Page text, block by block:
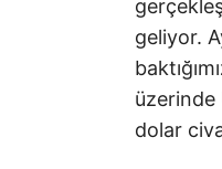
geliyor.
üzerinde
dolar